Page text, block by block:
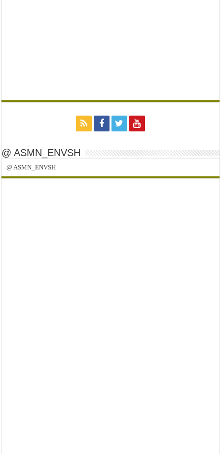
@ ASMN_ENVSH
@ ASMN_ENVSH